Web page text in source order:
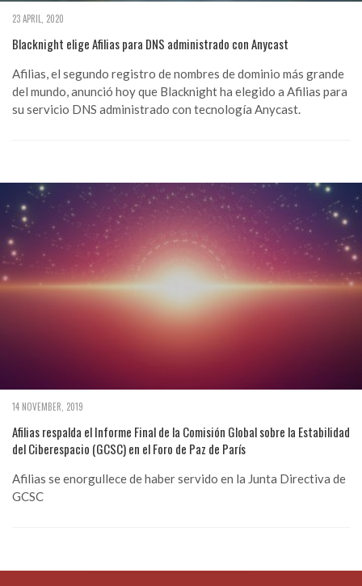
23 APRIL, 2020
Blacknight elige Afilias para DNS administrado con Anycast
Afilias, el segundo registro de nombres de dominio más grande
del mundo, anunció hoy que Blacknight ha elegido a Afilias para
su servicio DNS administrado con tecnología Anycast.
14 NOVEMBER, 2019
Afilias respalda el Informe Final de la Comisión Global sobre la Estabilidad
del Ciberespacio (GCSC) en el Foro de Paz de París
Afilias se enorgullece de haber servido en la Junta Directiva de
GCSC